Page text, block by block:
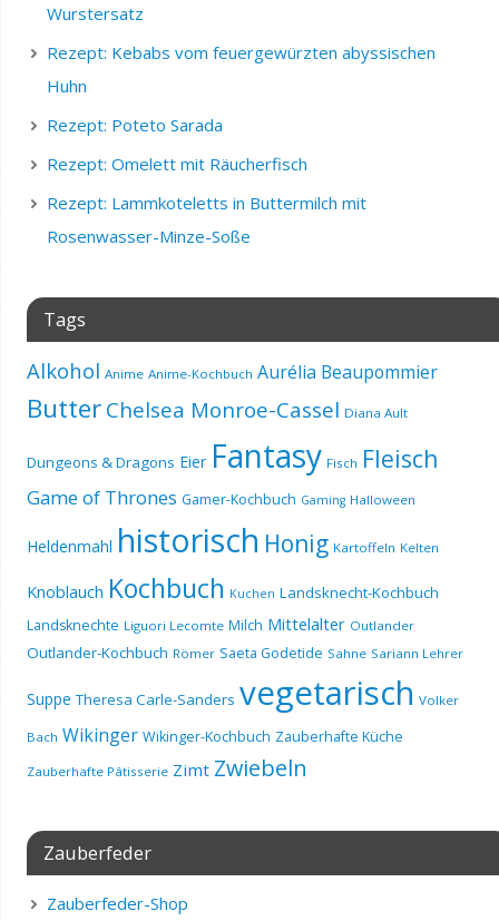
Wurstersatz
Rezept: Kebabs vom feuergewürzten abyssischen
Huhn
Rezept: Poteto Sarada
Rezept: Omelett mit Räucherfisch
Rezept: Lammkoteletts in Buttermilch mit
Rosenwasser-Minze-Soße
Tags
Alkohol Anime Anime-Kochbuch Aurélia Beaupommier
Butter Chelsea Monroe-Cassel Diana Ault
Dungeons & Dragons Eier Fantasy Fisch Fleisch
Game of Thrones Gamer-Kochbuch Gaming Halloween
Heldenmahl historisch Honig Kartoffeln Kelten
Knoblauch Kochbuch Kuchen Landsknecht-Kochbuch
Landsknechte Liguori Lecomte Milch Mittelalter Outlander
Outlander-Kochbuch Römer Saeta Godetide Sahne Sariann Lehrer
Suppe Theresa Carle-Sanders vegetarisch Volker
Bach Wikinger Wikinger-Kochbuch Zauberhafte Küche
Zauberhafte Pâtisserie Zimt Zwiebeln
Zauberfeder
Zauberfeder-Shop